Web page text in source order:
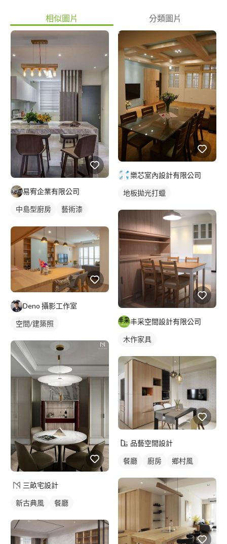
相似圖片 分類圖片
易宥企業有限公司
中島型廚房
藝術漆
Deno 攝影工作室
空間/建築照
三畝宅設計
新古典風 餐廳
樂芯室內設計有限公司
地板拋光打蠟
丰采空間設計有限公司
木作家具
品藝空間設計
餐廳 廚房 鄉村風